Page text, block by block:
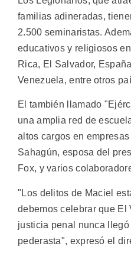
familias adineradas,
2.500 seminaristas.
educativos y religiosos
Rica, El Salvador,
Venezuela, entre otros
El también llamado
una amplia red de
altos cargos en
Sahagún, esposa del
Fox, y varios
"Los delitos de Maciel
debemos celebrar que El
justicia penal nunca
pederasta", expresó el